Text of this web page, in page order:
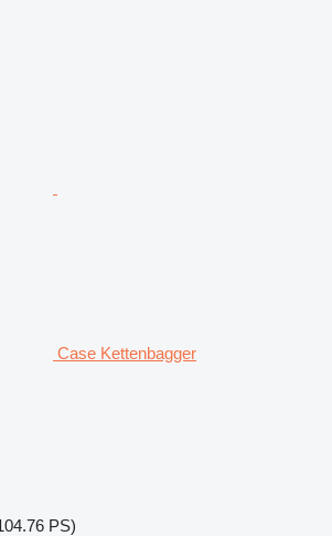
Case Kettenbagger
PS)